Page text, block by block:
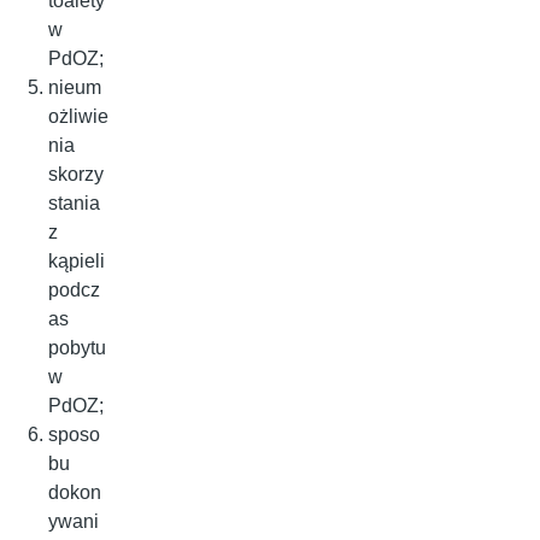
w
PdOZ;
nieum
ożliwie
nia
skorzy
stania
z
kąpieli
podcz
as
pobytu
w
PdOZ;
sposo
bu
dokon
ywani